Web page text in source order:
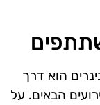
הוא דרך
הבאים. על